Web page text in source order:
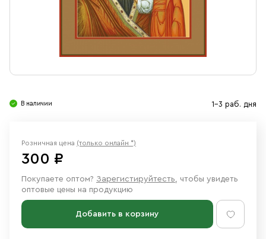
Ювелирные изделия
В наличии 1-3 раб. дня
Розничная цена (только онлайн *)
300 ₽
Покупаете оптом? Зарегистируйтесть, чтобы увидеть
оптовые цены на продукцию
Добавить в корзину